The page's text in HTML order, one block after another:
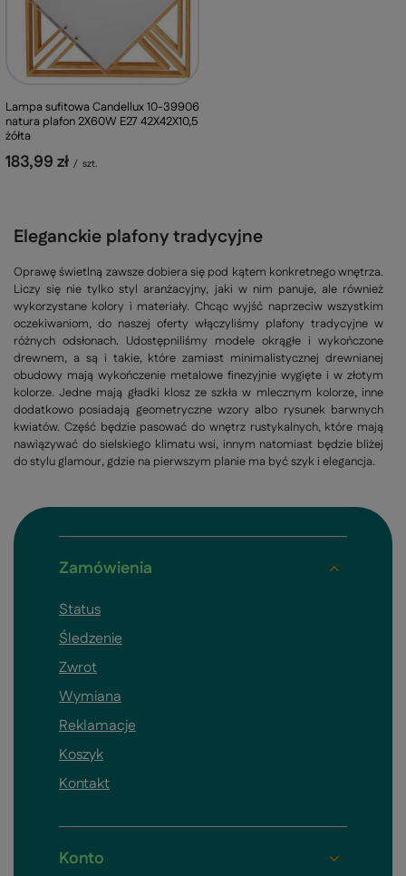
Lampa sufitowa Candellux 10-39906
natura plafon 2X60W E27 42X42X10,5
żółta
183,99 zł / szt.
Eleganckie plafony tradycyjne
Oprawę świetlną zawsze dobiera się pod kątem konkretnego wnętrza.
Liczy się nie tylko styl aranżacyjny, jaki w nim panuje, ale również
wykorzystane kolory i materiały. Chcąc wyjść naprzeciw wszystkim
oczekiwaniom, do naszej oferty włączyliśmy plafony tradycyjne w
różnych odsłonach. Udostępniliśmy modele okrągłe i wykończone
drewnem, a są i takie, które zamiast minimalistycznej drewnianej
obudowy mają wykończenie metalowe finezyjnie wygięte i w złotym
kolorze. Jedne mają gładki klosz ze szkła w mlecznym kolorze, inne
dodatkowo posiadają geometryczne wzory albo rysunek barwnych
kwiatów. Część będzie pasować do wnętrz rustykalnych, które mają
nawiązywać do sielskiego klimatu wsi, innym natomiast będzie bliżej
do stylu glamour, gdzie na pierwszym planie ma być szyk i elegancja.
Zamówienia
Status
Śledzenie
Zwrot
Wymiana
Reklamacje
Koszyk
Kontakt
Konto